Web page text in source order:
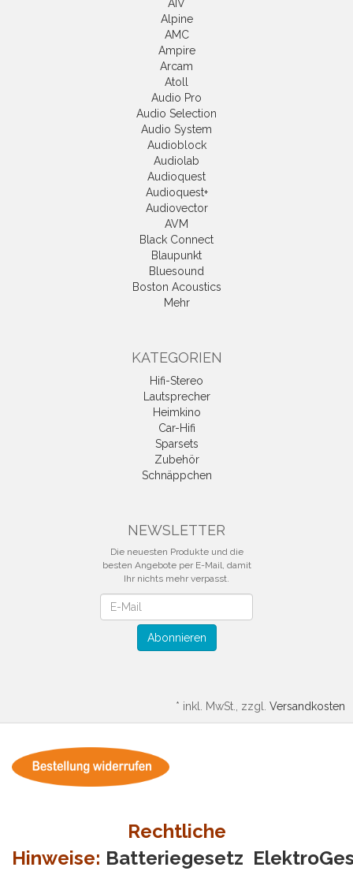
AIV
Alpine
AMC
Ampire
Arcam
Atoll
Audio Pro
Audio Selection
Audio System
Audioblock
Audiolab
Audioquest
Audioquest+
Audiovector
AVM
Black Connect
Blaupunkt
Bluesound
Boston Acoustics
Mehr
KATEGORIEN
Hifi-Stereo
Lautsprecher
Heimkino
Car-Hifi
Sparsets
Zubehör
Schnäppchen
NEWSLETTER
Die neuesten Produkte und die
besten Angebote per E-Mail, damit
Ihr nichts mehr verpasst.
Abonnieren
* inkl. MwSt., zzgl. Versandkosten
Rechtliche
Hinweise: Batteriegesetz